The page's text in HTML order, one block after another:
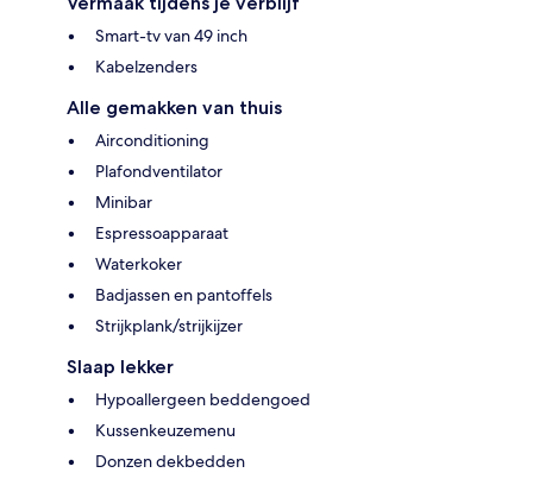
Smart-tv van 49 inch
Kabelzenders
Alle gemakken van thuis
Airconditioning
Plafondventilator
Minibar
Espressoapparaat
Waterkoker
Badjassen en pantoffels
Strijkplank/strijkijzer
Slaap lekker
Hypoallergeen beddengoed
Kussenkeuzemenu
Donzen dekbedden